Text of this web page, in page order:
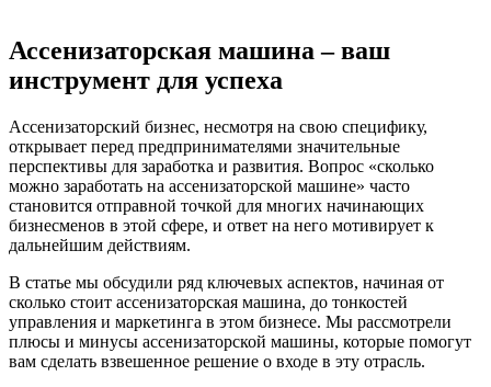
Ассенизаторская машина – ваш
инструмент для успеха
Ассенизаторский бизнес, несмотря на свою специфику,
открывает перед предпринимателями значительные
перспективы для заработка и развития. Вопрос «сколько
можно заработать на ассенизаторской машине» часто
становится отправной точкой для многих начинающих
бизнесменов в этой сфере, и ответ на него мотивирует к
дальнейшим действиям.
В статье мы обсудили ряд ключевых аспектов, начиная от
сколько стоит ассенизаторская машина, до тонкостей
управления и маркетинга в этом бизнесе. Мы рассмотрели
плюсы и минусы ассенизаторской машины, которые помогут
вам сделать взвешенное решение о входе в эту отрасль.